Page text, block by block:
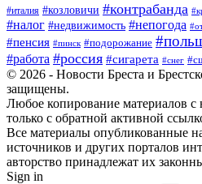
#италия #козловичи #контрабанда
#налог #недвижимость #непогода
#пенсия #пинск #подорожание
#работа #россия #сигарета #снег
© 2026 - Новости Бреста и
защищены.
Любое копирование материалов с
только с обратной активной
Все материалы опубликованные
источников и других порталов
авторство принадлежат их
Sign in